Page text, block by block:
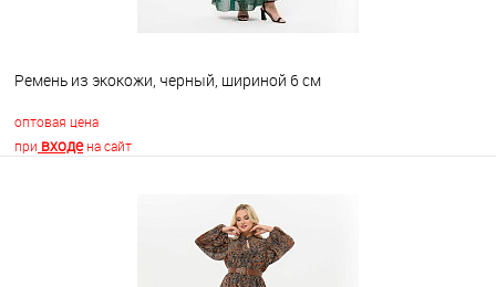
Ремень из экокожи, черный, шириной 6 см
оптовая цена
при входена сайт
В корзину